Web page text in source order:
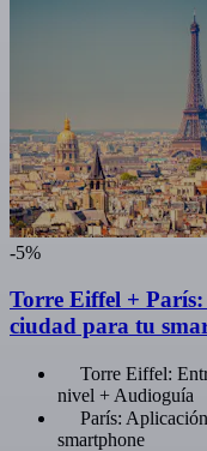
-5%
Torre Eiffel +
ciudad para tu
Torre Eiffel:
nivel + Audioguía
París:
smartphone